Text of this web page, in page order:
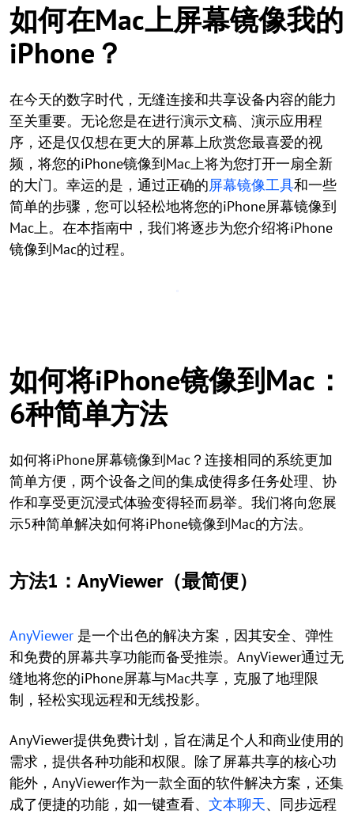
如何在Mac上屏幕镜像我的
iPhone？
在今天的数字时代，无缝连接和共享设备内容的能力
至关重要。无论您是在进行演示文稿、演示应用程
序，还是仅仅想在更大的屏幕上欣赏您最喜爱的视
频，将您的iPhone镜像到Mac上将为您打开一扇全新
的大门。幸运的是，通过正确的屏幕镜像工具和一些
简单的步骤，您可以轻松地将您的iPhone屏幕镜像到
Mac上。在本指南中，我们将逐步为您介绍将iPhone
镜像到Mac的过程。
如何将iPhone镜像到Mac：
6种简单方法
如何将iPhone屏幕镜像到Mac？连接相同的系统更加
简单方便，两个设备之间的集成使得多任务处理、协
作和享受更沉浸式体验变得轻而易举。我们将向您展
示5种简单解决如何将iPhone镜像到Mac的方法。
方法1：AnyViewer（最简便）
AnyViewer 是一个出色的解决方案，因其安全、弹性
和免费的屏幕共享功能而备受推崇。AnyViewer通过无
缝地将您的iPhone屏幕与Mac共享，克服了地理限
制，轻松实现远程和无线投影。
AnyViewer提供免费计划，旨在满足个人和商业使用的
需求，提供各种功能和权限。除了屏幕共享的核心功
能外，AnyViewer作为一款全面的软件解决方案，还集
成了便捷的功能，如一键查看、 文本聊天、同步远程